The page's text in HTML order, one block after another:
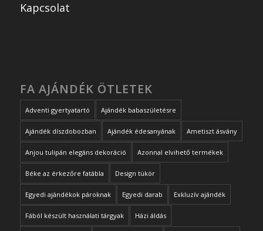
Kapcsolat
FA AJÁNDÉK ÖTLETEK
Adventi gyertyatartó Ajándék babaszületésre
Ajándék díszdobozban Ajándék édesanyának Ametiszt ásvány
Anjou tulipán elegáns dekoráció Azonnal elvihető termékek
Béke az érkezőre fatábla Design tükör
Egyedi ajándékok pároknak Egyedi darab Exkluzív ajándék
Fából készült használati tárgyak Házi áldás